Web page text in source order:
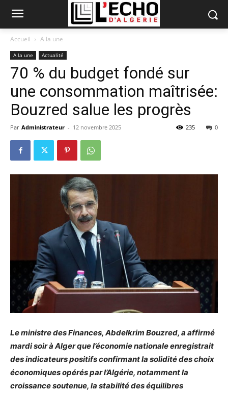
Accueil A la une
A la une Actualité
70 % du budget fondé sur
une consommation maîtrisée:
Bouzred salue les progrès
Par Administrateur - 12 novembre 2025 0
235
Le ministre des Finances, Abdelkrim Bouzred, a affirmé
mardi soir à Alger que l’économie nationale enregistrait
des indicateurs positifs confirmant la solidité des choix
économiques opérés par l’Algérie, notamment la
croissance soutenue, la stabilité des équilibres